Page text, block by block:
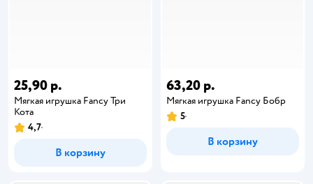
25,90 р.
Мягкая игрушка Fancy Три
Кота
4,7
В корзину
63,20 р.
Мягкая игрушка Fancy Бобр
5
В корзину